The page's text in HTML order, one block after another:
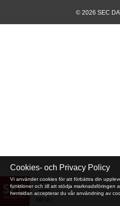
© 2026 SEC
Cookies- och Privacy Policy
Vi använder cookies för att förbättra din
funktioner och till att stödja marknadsföringen
hemsidan accepterar du vår användning av